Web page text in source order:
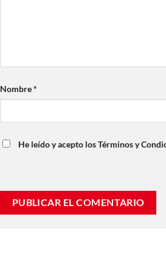
Nombre*
He leído y acepto los Términos y